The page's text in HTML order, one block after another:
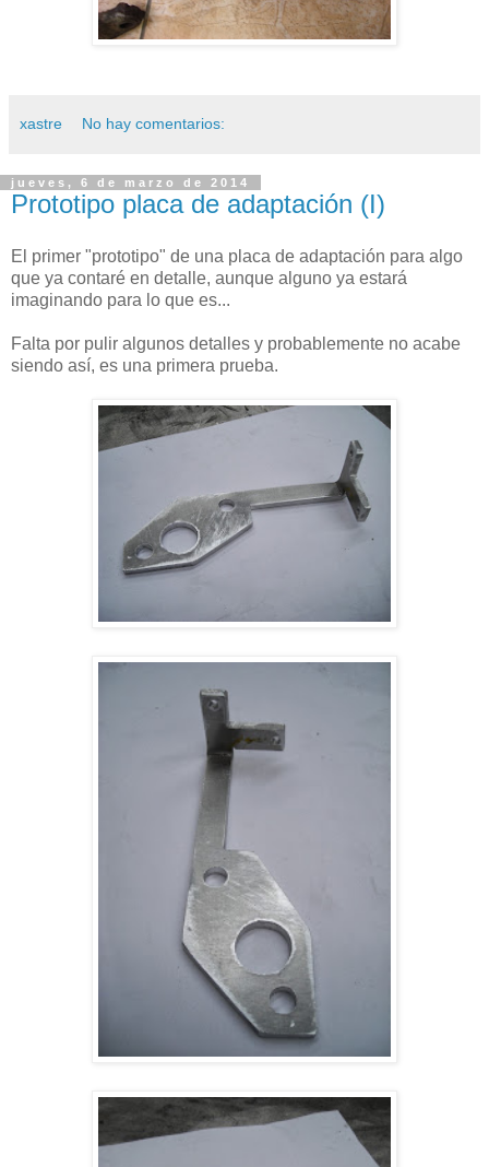
xastre No hay comentarios:
jueves, 6 de marzo de 2014
Prototipo placa de adaptación (I)
El primer "prototipo" de una placa de adaptación para algo
que ya contaré en detalle, aunque alguno ya estará
imaginando para lo que es...
Falta por pulir algunos detalles y probablemente no acabe
siendo así, es una primera prueba.